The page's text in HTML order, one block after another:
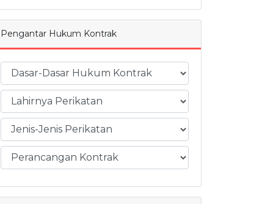
Pengantar Hukum Kontrak